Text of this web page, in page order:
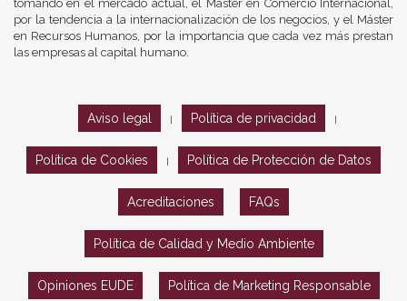
tomando en el mercado actual, el Máster en Comercio Internacional,
por la tendencia a la internacionalización de los negocios, y el Máster
en Recursos Humanos, por la importancia que cada vez más prestan
las empresas al capital humano.
Aviso legal Política de privacidad
Política de Cookies Política de Protección de Datos
Acreditaciones FAQs
Política de Calidad y Medio Ambiente
Opiniones EUDE Política de Marketing Responsable